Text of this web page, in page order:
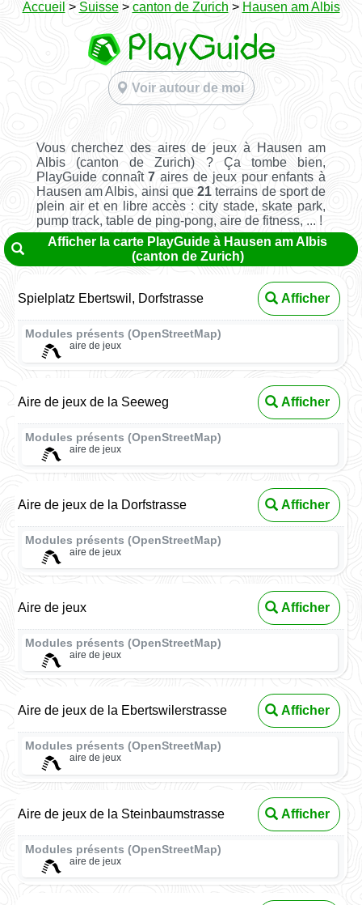
Accueil > Suisse> canton de Zurich > Hausen am Albis
Voir autour de moi
Vous cherchez des aires de jeux à Hausen am
Albis (canton de Zurich) ? Ça tombe bien,
PlayGuide connaît7 aires de jeux pour enfants à
Hausen am Albis, ainsi que21 terrains de sport de
plein air et en libre accès : city stade, skate park,
pump track, table de ping-pong, aire de fitness, ... !
Afficher la carte PlayGuide à Hausen am Albis
(canton de Zurich)
Spielplatz Ebertswil, Dorfstrasse Afficher
Modules présents (OpenStreetMap)
aire de jeux
Aire de jeux de la Seeweg Afficher
Modules présents (OpenStreetMap)
aire de jeux
Aire de jeux de la Dorfstrasse Afficher
Modules présents (OpenStreetMap)
aire de jeux
Aire de jeux Afficher
Modules présents (OpenStreetMap)
aire de jeux
Aire de jeux de la Ebertswilerstrasse Afficher
Modules présents (OpenStreetMap)
aire de jeux
Aire de jeux de la Steinbaumstrasse Afficher
Modules présents (OpenStreetMap)
aire de jeux